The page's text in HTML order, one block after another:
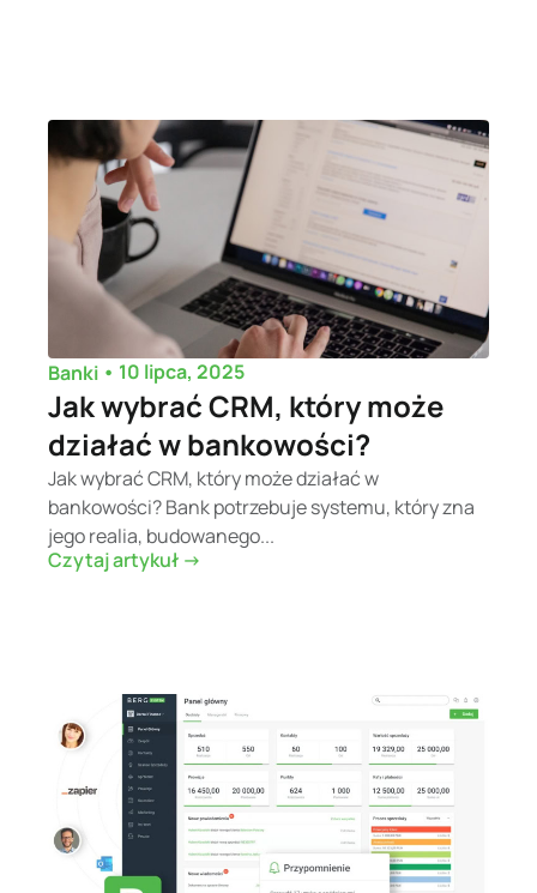
Banki • 10 lipca, 2025
Jak wybrać CRM, który może
działać w bankowości?
Jak wybrać CRM, który może działać w
bankowości? Bank potrzebuje systemu, który zna
jego realia, budowanego...
Czytaj artykuł ->